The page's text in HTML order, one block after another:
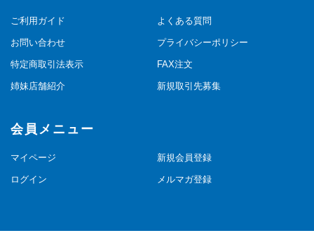
ご利用ガイド よくある質問
お問い合わせ プライバシーポリシー
特定商取引法表示 FAX注文
姉妹店舗紹介 新規取引先募集
会員メニュー
マイページ 新規会員登録
ログイン メルマガ登録